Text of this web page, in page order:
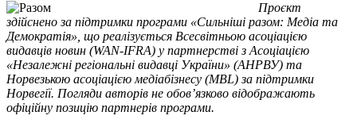
Проєкт
здійснено за підтримки програми «Сильніші разом: Медіа та
Демократія», що реалізується Всесвітньою асоціацією
видавців новин (WAN-IFRA) у партнерстві з Асоціацією
«Незалежні регіональні видавці України» (АНРВУ) та
Норвезькою асоціацією медіабізнесу (MBL) за підтримки
Норвегії. Погляди авторів не обов’язково відображають
офіційну позицію партнерів програми.